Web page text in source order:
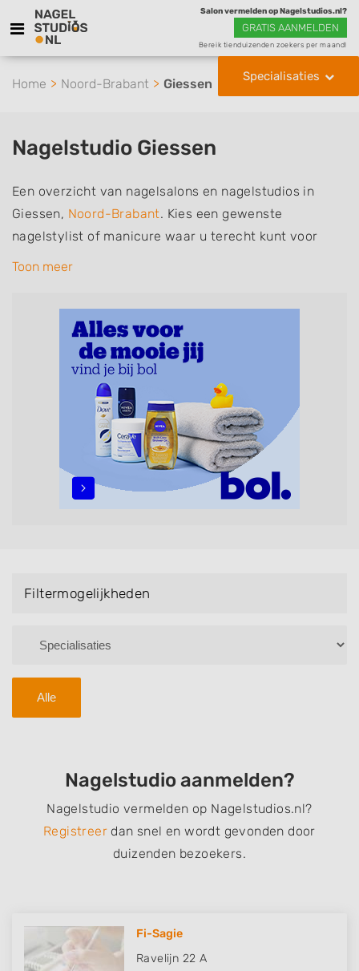
Salon vermelden op Nagelstudios.nl?
GRATIS AANMELDEN
Bereik tienduizenden zoekers per maand!
Specialisaties
Home Noord-Brabant Giessen
Nagelstudio Giessen
Een overzicht van nagelsalons en nagelstudios in
Giessen, Noord-Brabant. Kies een gewenste
nagelstylist of manicure waar u terecht kunt voor
handverzorging, nagelverzorging en soms ook
Manicure, Pedicure, French Manicure, Acrylnagels,
Gelnagels, Nailart, Parrafinebehandeling, 3D Nailart,
Bruidsnagels en Handmassage. U kunt de
zoekresultaten filteren met behulp van de
specialisatie filter en u vindt zoekresultaten in iedere
wijk (noord, oost, zuid, west en het centrum) van
Toon meer
Filtermogelijkheden
Alle
Nagelstudio aanmelden?
Nagelstudio vermelden op Nagelstudios.nl?
Registreer dan snel en wordt gevonden door
duizenden bezoekers.
Fi-Sagie
Ravelijn 22 A